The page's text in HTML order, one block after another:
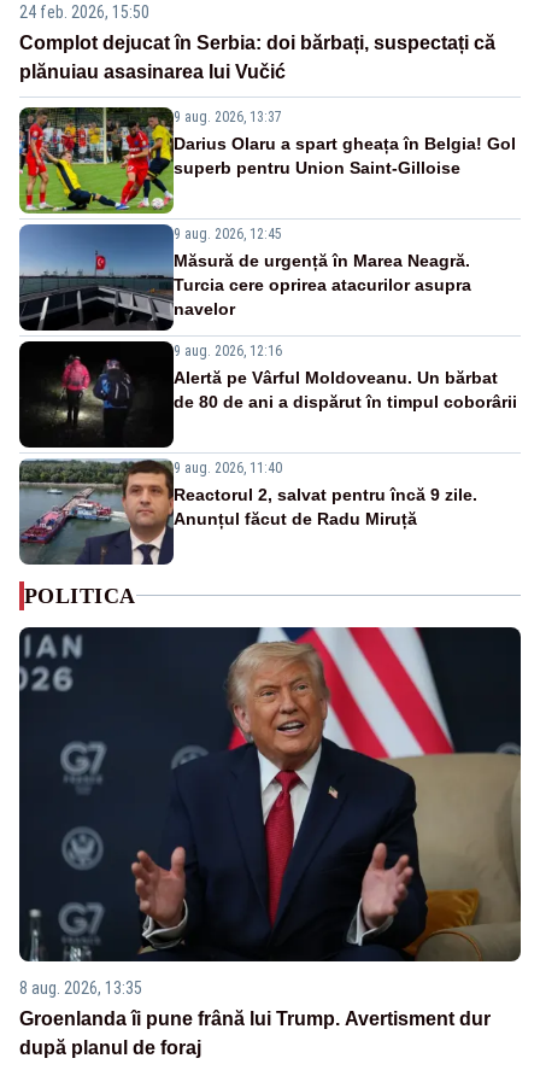
24 feb. 2026, 15:50
Complot dejucat în Serbia: doi bărbați, suspectați că
plănuiau asasinarea lui Vučić
9 aug. 2026, 13:37
Darius Olaru a spart gheața în Belgia! Gol
superb pentru Union Saint-Gilloise
9 aug. 2026, 12:45
Măsură de urgență în Marea Neagră.
Turcia cere oprirea atacurilor asupra
navelor
9 aug. 2026, 12:16
Alertă pe Vârful Moldoveanu. Un bărbat
de 80 de ani a dispărut în timpul coborârii
9 aug. 2026, 11:40
Reactorul 2, salvat pentru încă 9 zile.
Anunțul făcut de Radu Miruță
POLITICA
8 aug. 2026, 13:35
Groenlanda îi pune frână lui Trump. Avertisment dur
după planul de foraj